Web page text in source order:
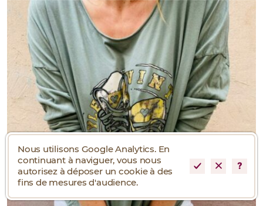
Nous utilisons Google Analytics. En
continuant à naviguer, vous nous
autorisez à déposer un cookie à des
fins de mesures d'audience.